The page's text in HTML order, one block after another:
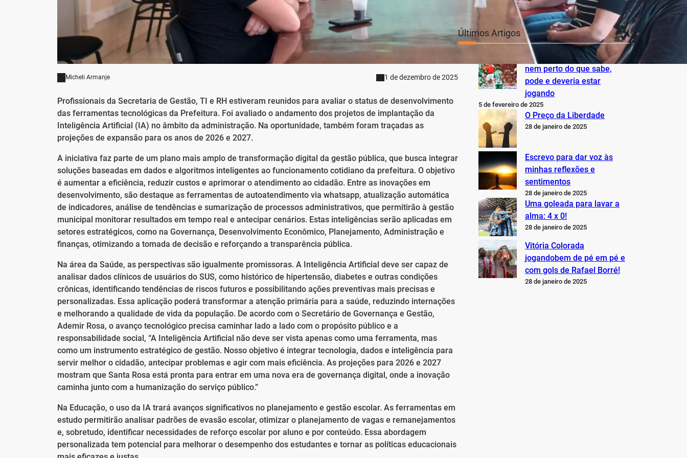
Micheli Armanje 1 de dezembro de 2025
Profissionais da Secretaria de Gestão, TI e RH estiveram reunidos para avaliar o status de desenvolvimento
das ferramentas tecnológicas da Prefeitura. Foi avaliado o andamento dos projetos de implantação da
Inteligência Artificial (IA) no âmbito da administração. Na oportunidade, também foram traçadas as
projeções de expansão para os anos de 2026 e 2027.
A iniciativa faz parte de um plano mais amplo de transformação digital da gestão pública, que busca integrar
soluções baseadas em dados e algoritmos inteligentes ao funcionamento cotidiano da prefeitura. O objetivo
é aumentar a eficiência, reduzir custos e aprimorar o atendimento ao cidadão. Entre as inovações em
desenvolvimento, são destaque as ferramentas de autoatendimento via whatsapp, atualização automática
de indicadores, análise de tendências e sumarização de processos administrativos, que permitirão à gestão
municipal monitorar resultados em tempo real e antecipar cenários. Estas inteligências serão aplicadas em
setores estratégicos, como na Governança, Desenvolvimento Econômico, Planejamento, Administração e
finanças, otimizando a tomada de decisão e reforçando a transparência pública.
Na área da Saúde, as perspectivas são igualmente promissoras. A Inteligência Artificial deve ser capaz de
analisar dados clínicos de usuários do SUS, como histórico de hipertensão, diabetes e outras condições
crônicas, identificando tendências de riscos futuros e possibilitando ações preventivas mais precisas e
personalizadas. Essa aplicação poderá transformar a atenção primária para a saúde, reduzindo internações
e melhorando a qualidade de vida da população. De acordo com o Secretário de Governança e Gestão,
Ademir Rosa, o avanço tecnológico precisa caminhar lado a lado com o propósito público e a
responsabilidade social, “A Inteligência Artificial não deve ser vista apenas como uma ferramenta, mas
como um instrumento estratégico de gestão. Nosso objetivo é integrar tecnologia, dados e inteligência para
servir melhor o cidadão, antecipar problemas e agir com mais eficiência. As projeções para 2026 e 2027
mostram que Santa Rosa está pronta para entrar em uma nova era de governança digital, onde a inovação
caminha junto com a humanização do serviço público.”
Na Educação, o uso da IA trará avanços significativos no planejamento e gestão escolar. As ferramentas em
estudo permitirão analisar padrões de evasão escolar, otimizar o planejamento de vagas e remanejamentos
e, sobretudo, identificar necessidades de reforço escolar por aluno e por conteúdo. Essa abordagem
personalizada tem potencial para melhorar o desempenho dos estudantes e tornar as políticas educacionais
Últimos Artigos
O Inter não está jogando
nem perto do que sabe,
pode e deveria estar
jogando
5 de fevereiro de 2025
O Preço da Liberdade
28 de janeiro de 2025
Escrevo para dar voz às
minhas reflexões e
sentimentos
28 de janeiro de 2025
Uma goleada para lavar a
alma: 4 x 0!
28 de janeiro de 2025
Vitória Colorada
jogandobem de pé em pé e
com gols de Rafael Borré!
28 de janeiro de 2025